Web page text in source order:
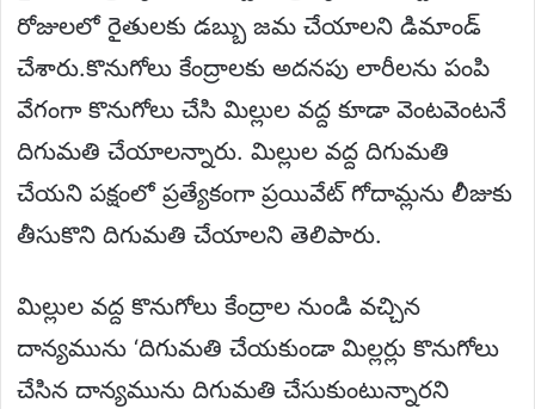
రోజులలో రైతులకు డబ్బు జమ చేయాలని డిమాండ్
చేశారు.కొనుగోలు కేంద్రాలకు అదనపు లారీలను పంపి
వేగంగా కొనుగోలు చేసి మిల్లుల వద్ద కూడా వెంటవెంటనే
దిగుమతి చేయాలన్నారు. మిల్లుల వద్ద దిగుమతి
చేయని పక్షంలో ప్రత్యేకంగా ప్రయివేట్ గోదామ్లను లీజుకు
తీసుకొని దిగుమతి చేయాలని తెలిపారు.
మిల్లుల వద్ద కొనుగోలు కేంద్రాల నుండి వచ్చిన
దాన్యమును ‘దిగుమతి చేయకుండా మిల్లర్లు కొనుగోలు
చేసిన దాన్యమును దిగుమతి చేసుకుంటున్నారని